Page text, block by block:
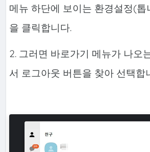
메뉴 하단에 보이는 환경설정(톱
을 클릭합니다.
2. 그러면 바로가기 메뉴가 나오
서 로그아웃 버튼을 찾아 선택합